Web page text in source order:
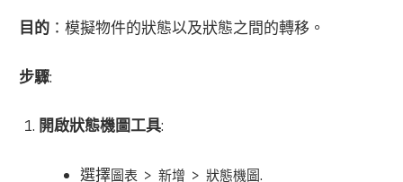
目的 ：模擬物件的狀態以及狀態之間的轉移。
步驟:
開啟狀態機圖工具:
選擇圖表 >新增 >狀態機圖.